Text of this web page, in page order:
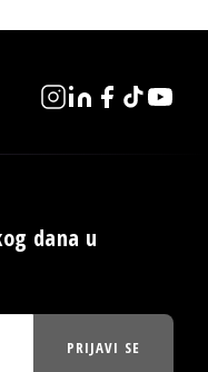
dana u
PRIJAVI SE